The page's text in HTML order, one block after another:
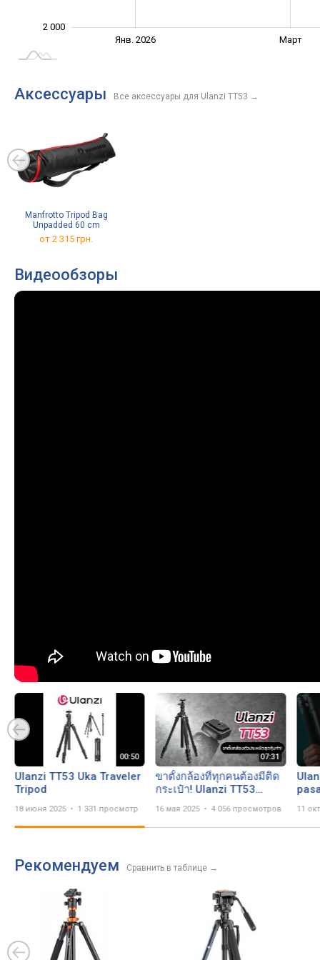
2 000
Янв. 2026 Март
Аксессуары Все аксессуары для Ulanzi TT53 →
Manfrotto Tripod Bag
Unpadded 60 cm
от 2 315 грн.
Видеообзоры
Ulanzi TT53 Uka Traveler
Tripod
18 июня 2025 1 331 просмотр
ขาตั้งกล้องที่ทุกคนต้องมีติด
กระเป๋า! Ulanzi TT53
16 мая 2025 4 056 просмотров 11
Рекомендуем Сравнить в таблице →